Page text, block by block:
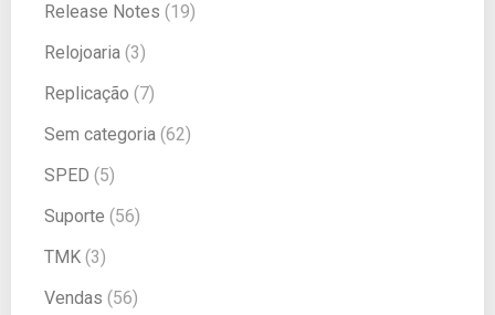
Release Notes (19)
Relojoaria (3)
Replicação (7)
Sem categoria (62)
SPED (5)
Suporte (56)
TMK (3)
Vendas (56)